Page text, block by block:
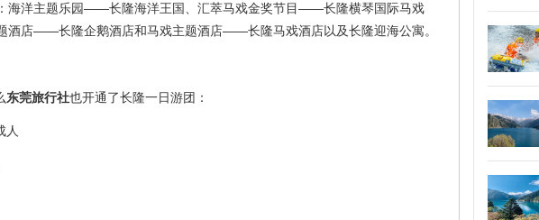
海洋主题乐园——长隆海洋王国、汇萃马戏金奖节目——长隆横琴国际马戏
店——长隆企鹅酒店和马戏主题酒店——长隆马戏酒店以及长隆迎海公寓。
东莞旅行社也开通了长隆一日游团：
人